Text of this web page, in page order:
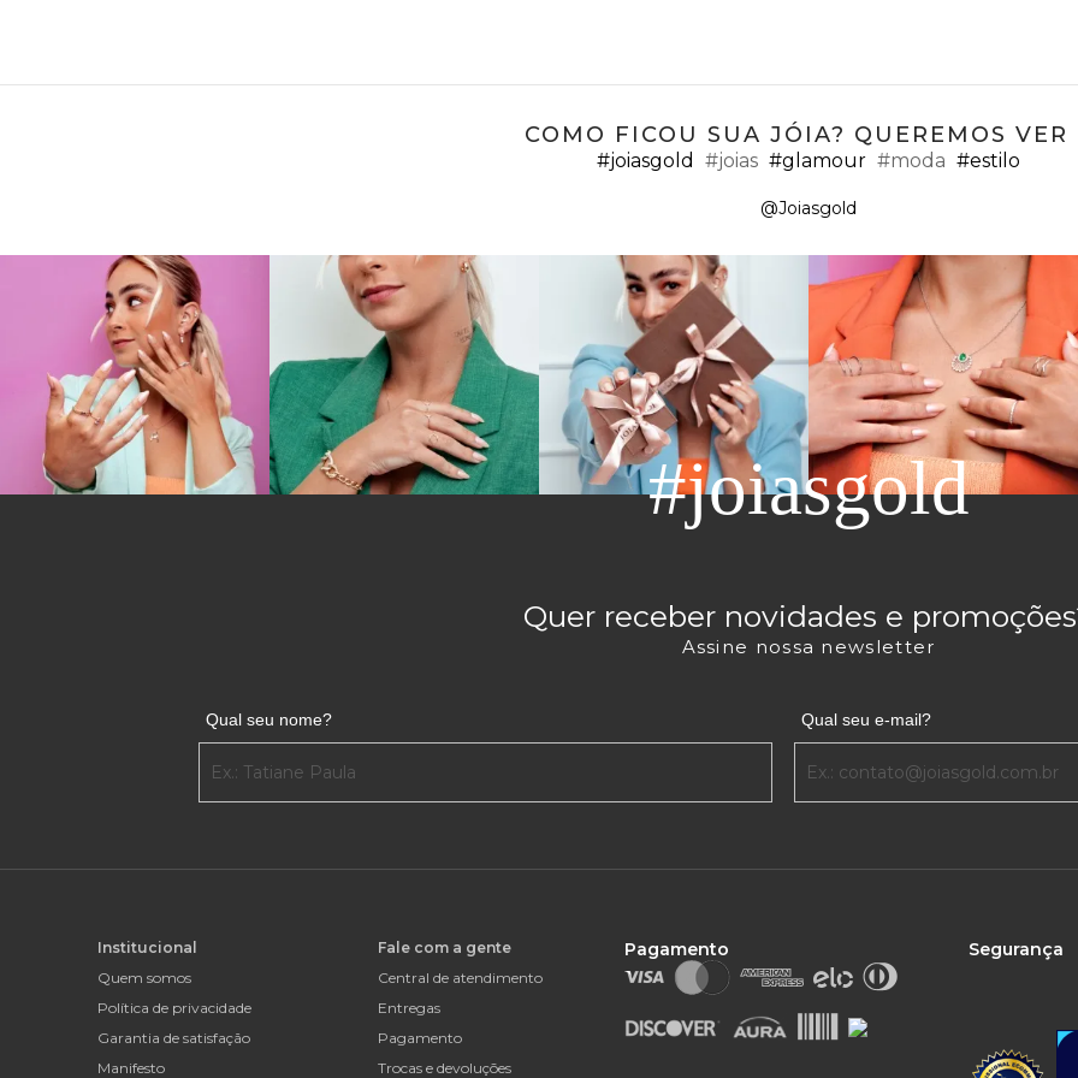
COMO FICOU SUA JÓIA? QUEREMOS VER
#joiasgold #joias #glamour #moda #estilo
@Joiasgold
#joiasgold
Quer receber novidades e
Assine nossa newsletter
Qual seu nome? Qual seu e-mail?
Institucional
Quem somos
Política de privacidade
Garantia de satisfação
Manifesto
Fale com a gente
Central de atendimento
Entregas
Pagamento
Trocas e devoluções
Pagamento Segurança